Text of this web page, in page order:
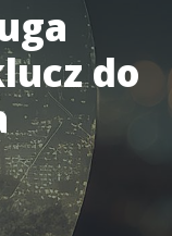
do